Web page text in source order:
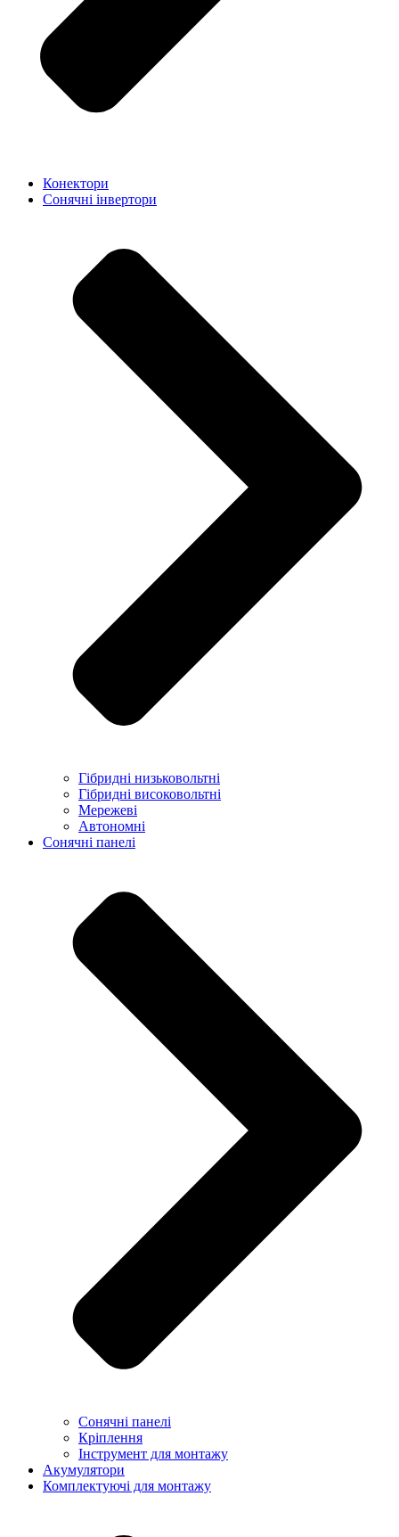
Конектори
Сонячні інвертори
Гібридні низьковольтні
Гібридні високовольтні
Мережеві
Автономні
Сонячні панелі
Сонячні панелі
Кріплення
Інструмент для монтажу
Акумулятори
Комплектуючі для монтажу